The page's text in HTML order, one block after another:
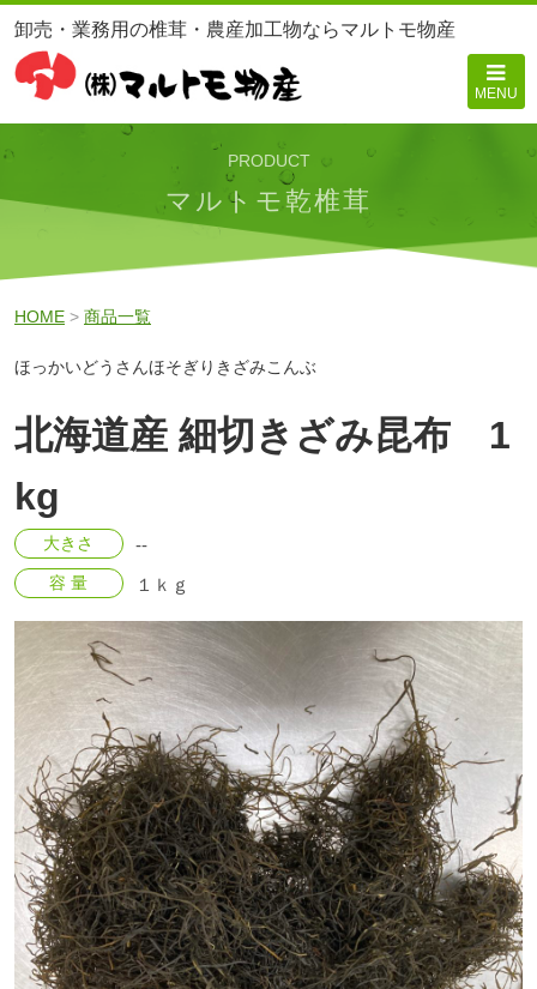
卸売・業務用の椎茸・農産加工物ならマルトモ物産
MENU
PRODUCT
マルトモ乾椎茸
HOME > 商品一覧
ほっかいどうさんほそぎりきざみこんぶ
北海道産 細切きざみ昆布 1
kg
大きさ --
容 量 １ｋｇ